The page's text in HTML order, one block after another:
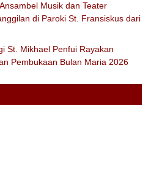
Musik dan Teater
di Paroki St. Fransiskus dari
St. Mikhael Penfui Rayakan
Pembukaan Bulan Maria 2026